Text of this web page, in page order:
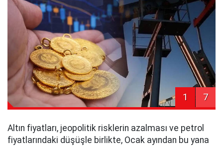
1 7
Altın fiyatları, jeopolitik risklerin azalması ve petrol
fiyatlarındaki düşüşle birlikte, Ocak ayından bu yana